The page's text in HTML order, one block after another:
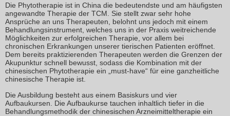
Die Phytotherapie ist in China die bedeutendste und am häufigsten
angewandte Therapie der TCM. Sie stellt zwar sehr hohe
Ansprüche an uns Therapeuten, belohnt uns jedoch mit einem
Behandlungsinstrument, welches uns in der Praxis weitreichende
Möglichkeiten zur erfolgreichen Therapie, vor allem bei
chronischen Erkrankungen unserer tierischen Patienten eröffnet.
Dem bereits praktizierenden Therapeuten werden die Grenzen der
Akupunktur schnell bewusst, sodass die Kombination mit der
chinesischen Phytotherapie ein „must-have“ für eine ganzheitliche
chinesische Therapie ist.
Die Ausbildung besteht aus einem Basiskurs und vier
Aufbaukursen. Die Aufbaukurse tauchen inhaltlich tiefer in die
Behandlungsmethodik der chinesischen Arzneimitteltherapie ein